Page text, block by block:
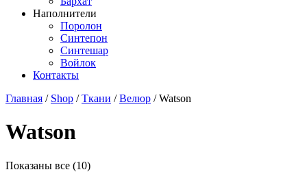
Наполнители
Поролон
Синтепон
Синтешар
Войлок
Контакты
Главная / Shop /Ткани /Велюр / Watson
Watson
Показаны все (10)